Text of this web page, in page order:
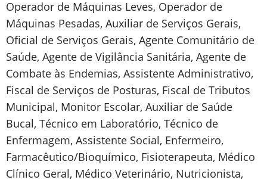
Operador de Máquinas Leves, Operador de
Máquinas Pesadas, Auxiliar de Serviços Gerais,
Oficial de Serviços Gerais, Agente Comunitário de
Saúde, Agente de Vigilância Sanitária, Agente de
Combate às Endemias, Assistente Administrativo,
Fiscal de Serviços de Posturas, Fiscal de Tributos
Municipal, Monitor Escolar, Auxiliar de Saúde
Bucal, Técnico em Laboratório, Técnico de
Enfermagem, Assistente Social, Enfermeiro,
Farmacêutico/Bioquímico, Fisioterapeuta, Médico
Clínico Geral, Médico Veterinário, Nutricionista,